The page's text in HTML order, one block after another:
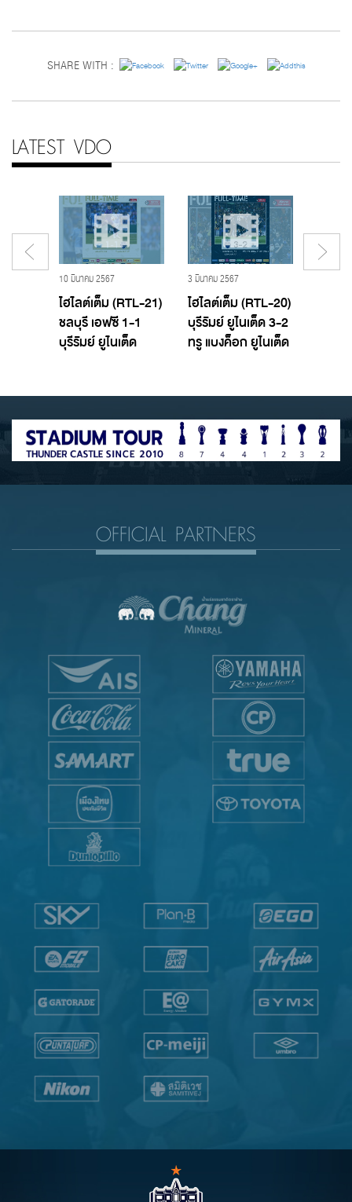
SHARE WITH :
LATEST VDO
10 มีนาคม 2567
ไฮไลต์เต็ม (RTL-21)
ชลบุรี เอฟซี 1-1
บุรีรัมย์ ยูไนเต็ด
3 มีนาคม 2567
ไฮไลต์เต็ม (RTL-20)
บุรีรัมย์ ยูไนเต็ด 3-2
ทรู แบงค็อก ยูไนเต็ด
OFFICIAL PARTNERS